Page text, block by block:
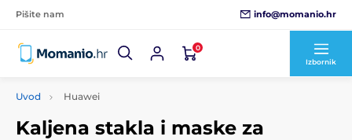
Pišite nam info@momanio.hr
0
Izbornik
Uvod Huawei
Kaljena stakla i maske za